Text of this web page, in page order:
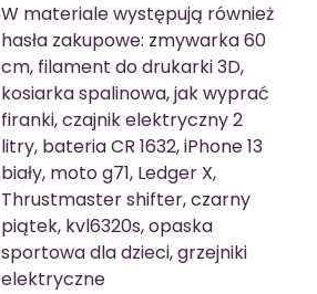
W materiale występują również
hasła zakupowe: zmywarka 60
cm, filament do drukarki 3D,
kosiarka spalinowa, jak wyprać
firanki, czajnik elektryczny 2
litry, bateria CR 1632, iPhone 13
biały, moto g71, Ledger X,
Thrustmaster shifter, czarny
piątek, kvl6320s, opaska
sportowa dla dzieci, grzejniki
elektryczne